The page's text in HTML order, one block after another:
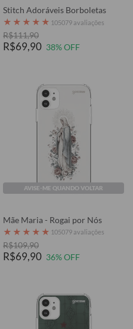
Stitch Adoráveis Borboletas
★ ★ ★ ★ ★ 105079 avaliações
R$111,90
R$69,90 38% OFF
AVISE-ME QUANDO VOLTAR
Mãe Maria - Rogai por Nós
★ ★ ★ ★ ★ 105079 avaliações
R$109,90
R$69,90 36% OFF